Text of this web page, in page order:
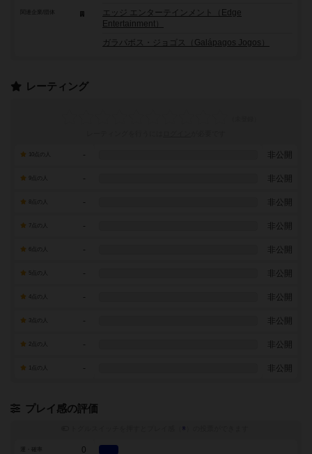
エッジ エンターテインメント（Edge
Entertainment）
ガラパボス・ジョゴス（Galápagos Jogos）
レーティング
- 非公開
- 非公開
- 非公開
7点の人 - 非公開
- 非公開
- 非公開
- 非公開
- 非公開
- 非公開
- 非公開
プレイ感の評価
※
0